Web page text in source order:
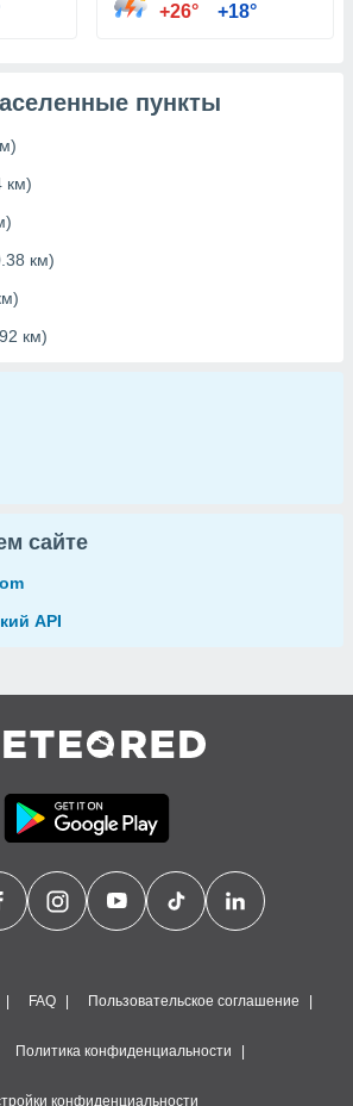
+26° +18°
пункты
км)
км)
км)
сайте
API
FAQ Пользовательское соглашение
Политика конфиденциальности
конфиденциальности